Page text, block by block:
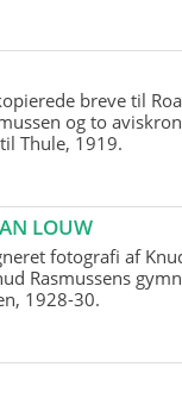
breve til
og to
Thule, 1919.
LOUW
fotografi af
Rasmussens
1928-30.